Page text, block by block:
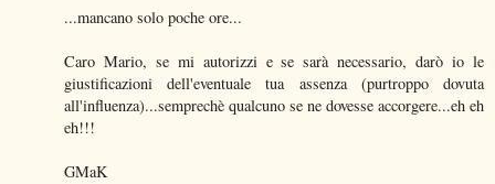
...mancano solo poche ore...
Caro Mario, se mi autorizzi e se sarà necessario, darò io le
giustificazioni dell'eventuale tua assenza (purtroppo dovuta
all'influenza)...semprechè qualcuno se ne dovesse accorgere...eh eh
eh!!!
GMaK